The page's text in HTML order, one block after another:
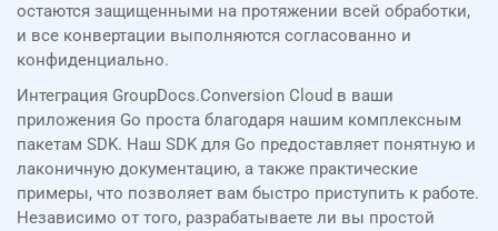
остаются защищенными на протяжении всей обработки,
и все конвертации выполняются согласованно и
конфиденциально.
Интеграция GroupDocs.Conversion Cloud в ваши
приложения Go проста благодаря нашим комплексным
пакетам SDK. Наш SDK для Go предоставляет понятную и
лаконичную документацию, а также практические
примеры, что позволяет вам быстро приступить к работе.
Независимо от того, разрабатываете ли вы простой